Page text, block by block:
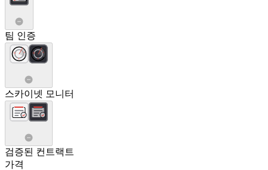
팀 인증
스카이넷 모니터
검증된 컨트랙트
가격